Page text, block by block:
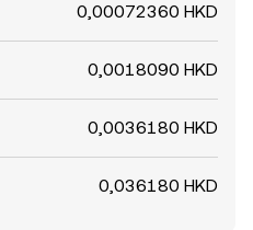
0,00072360 HKD
0,0018090 HKD
0,0036180 HKD
0,036180 HKD